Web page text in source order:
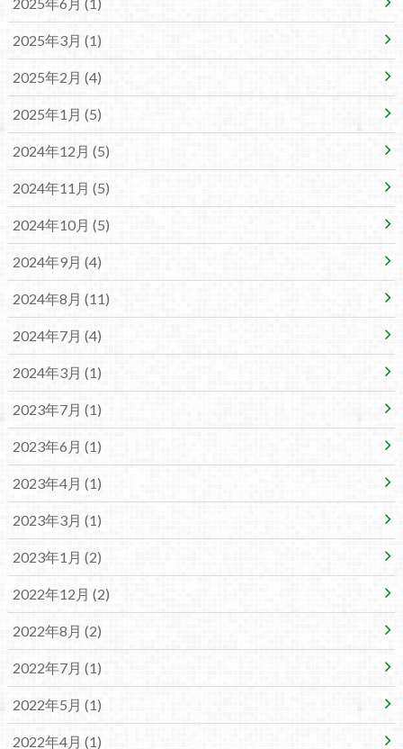
2025年3月 (1)
2025年2月 (4)
2025年1月 (5)
2024年12月 (5)
2024年11月 (5)
2024年10月 (5)
2024年9月 (4)
2024年8月 (11)
2024年7月 (4)
2024年3月 (1)
2023年7月 (1)
2023年6月 (1)
2023年4月 (1)
2023年3月 (1)
2023年1月 (2)
2022年12月 (2)
2022年8月 (2)
2022年7月 (1)
2022年5月 (1)
2022年4月 (1)